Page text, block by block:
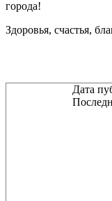
города!
Здоровья, счастья,
Дата